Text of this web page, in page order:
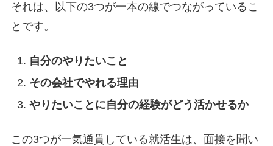
それは、以下の3つが一本の線でつながっているこ
とです。
自分のやりたいこと
その会社でやれる理由
やりたいことに自分の経験がどう活かせるか
この3つが一気通貫している就活生は、面接を聞い